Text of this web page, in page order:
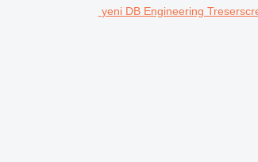
yeni DB Engineering